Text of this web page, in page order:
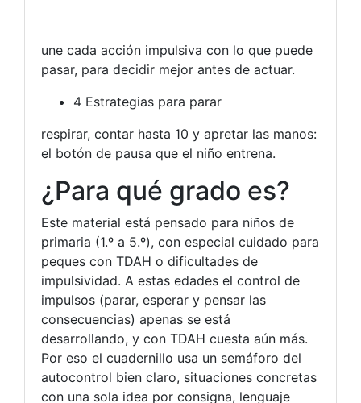
une cada acción impulsiva con lo que puede
pasar, para decidir mejor antes de actuar.
4 Estrategias para parar
respirar, contar hasta 10 y apretar las manos:
el botón de pausa que el niño entrena.
¿Para qué grado es?
Este material está pensado para niños de
primaria (1.º a 5.º), con especial cuidado para
peques con TDAH o dificultades de
impulsividad. A estas edades el control de
impulsos (parar, esperar y pensar las
consecuencias) apenas se está
desarrollando, y con TDAH cuesta aún más.
Por eso el cuadernillo usa un semáforo del
autocontrol bien claro, situaciones concretas
con una sola idea por consigna, lenguaje